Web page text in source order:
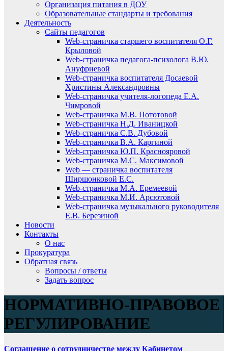
Организация питания в ДОУ
Образовательные стандарты и требования
Деятельность
Сайты педагогов
Web-страничка старшего воспитателя О.Г.
Крыловой
Web-страничка педагога-психолога В.Ю.
Ануфриевой
Web-страничка воспитателя Досаевой
Христины Александровны
Web-страничка учителя-логопеда Е.А.
Чимровой
Web-страничка М.В. Пототовой
Web-страничка Н.Д. Иваницкой
Web-страничка С.В. Дубовой
Web-страничка В.А. Каргиной
Web-страничка Ю.П. Краснояровой
Web-страничка М.С. Максимовой
Web — страничка воспитателя
Ширшонковой Е.С.
Web-страничка М.А. Еремеевой
Web-страничка М.И. Арсютовой
Web-страничка музыкального руководителя
Е.В. Березиной
Новости
Контакты
О нас
Прокуратура
Обратная связь
Вопросы / ответы
Задать вопрос
НОРМАТИВНО-ПРАВОВОЕ
РЕГУЛИРОВАНИЕ
Соглашение о сотрудничестве между Кабинетом